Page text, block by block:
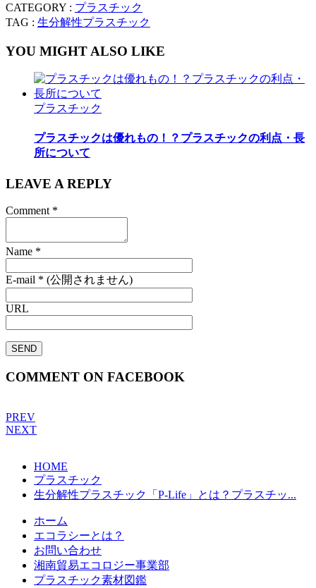
CATEGORY : プラスチック
TAG : 生分解性プラスチック
YOU MIGHT ALSO LIKE
プラスチック
プラスチックは優れもの！？プラスチックの利点・長
所について
LEAVE A REPLY
Comment *
Name *
E-mail * (公開されません)
URL
COMMENT ON FACEBOOK
PREV
NEXT
HOME
プラスチック
生分解性プラスチック「P-Life」とは？プラスチッ...
ホーム
エコラシーとは？
お問い合わせ
湘南貿易エコロジー事業部
プラスチック素材図鑑